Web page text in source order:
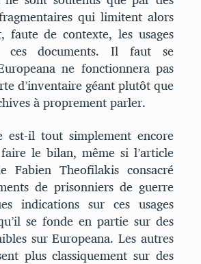
qui limitent alors
faute de contexte, les usages
ces documents. Il faut se
ne fonctionnera pas
d’inventaire géant plutôt que
à proprement parler.
est-il tout simplement encore
le bilan, même si l’article
Fabien Theofilakis consacré
de prisonniers de guerre
indications sur ces usages
se fonde en partie sur des
sur Europeana. Les autres
plus classiquement sur des